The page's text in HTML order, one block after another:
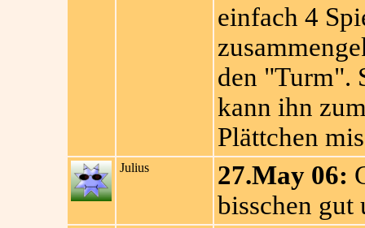
einfach 4
den "Turm".
kann ihn
Plättchen
Julius 27.May 06:
bisschen